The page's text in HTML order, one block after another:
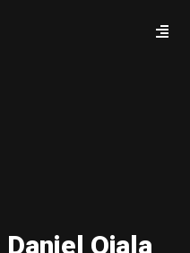
Daniel Ojala